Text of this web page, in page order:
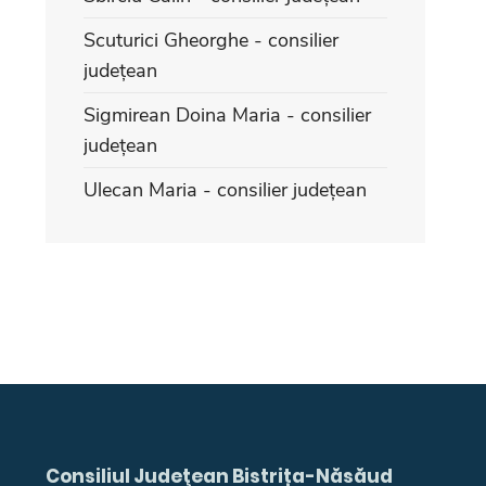
Scuturici Gheorghe - consilier
județean
Sigmirean Doina Maria - consilier
județean
Ulecan Maria - consilier județean
Consiliul Judeţean Bistrița-Năsăud